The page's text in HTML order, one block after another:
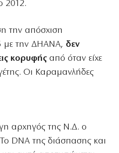
2012.
την απόσχιση
με την ΔΗΑΝΑ, δεν
κορυφής από όταν είχε
Οι Καραμανλήδες
αρχηγός της Ν.Δ. ο
DNA της διάσπασης και